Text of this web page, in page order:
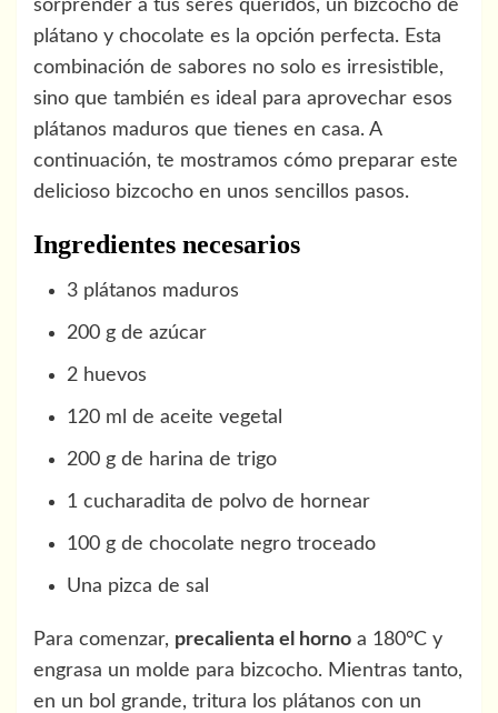
sorprender a tus seres queridos, un bizcocho de
plátano y chocolate es la opción perfecta. Esta
combinación de sabores no solo es irresistible,
sino que también es ideal para aprovechar esos
plátanos maduros que tienes en casa. A
continuación, te mostramos cómo preparar este
delicioso bizcocho en unos sencillos pasos.
Ingredientes necesarios
3 plátanos maduros
200 g de azúcar
2 huevos
120 ml de aceite vegetal
200 g de harina de trigo
1 cucharadita de polvo de hornear
100 g de chocolate negro troceado
Una pizca de sal
Para comenzar, precalienta el horno a 180°C y
engrasa un molde para bizcocho. Mientras tanto,
en un bol grande, tritura los plátanos con un